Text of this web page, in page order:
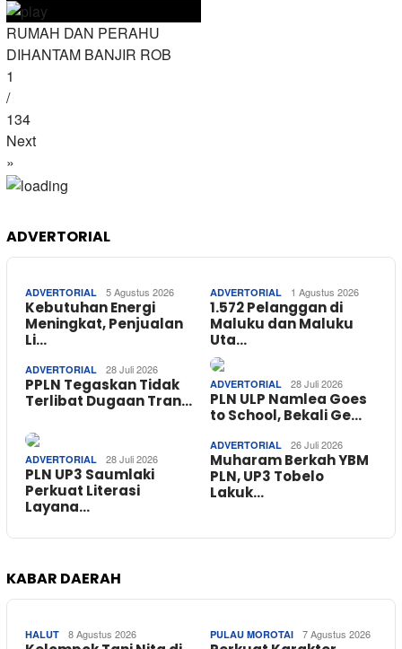
RUMAH DAN PERAHU
DIHANTAM BANJIR ROB
1
/
134
Next
»
ADVERTORIAL
ADVERTORIAL 5 Agustus 2026
Kebutuhan Energi
Meningkat, Penjualan
Li…
ADVERTORIAL 1 Agustus 2026
1.572 Pelanggan di
Maluku dan Maluku
Uta…
ADVERTORIAL 28 Juli 2026
PPLN Tegaskan Tidak
Terlibat Dugaan Tran…
ADVERTORIAL 28 Juli 2026
PLN ULP Namlea Goes
to School, Bekali Ge…
ADVERTORIAL 28 Juli 2026
PLN UP3 Saumlaki
Perkuat Literasi
Layana…
ADVERTORIAL 26 Juli 2026
Muharam Berkah YBM
PLN, UP3 Tobelo
Lakuk…
KABAR DAERAH
HALUT 8 Agustus 2026 PULAU MOROTAI 7 Agustus 2026